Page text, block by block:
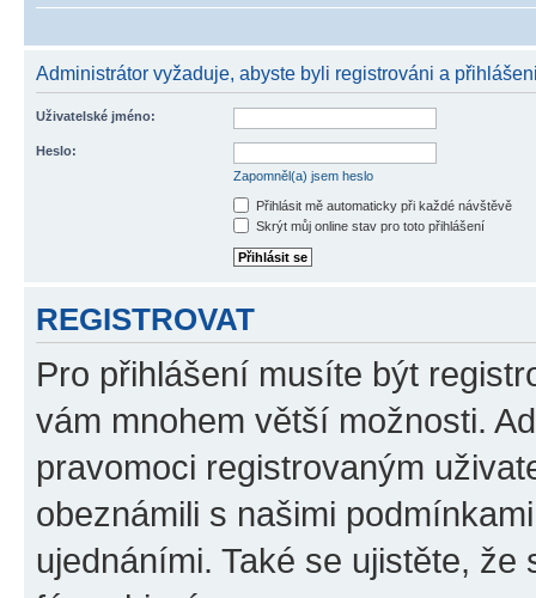
Administrátor vyžaduje, abyste byli registrováni a
Uživatelské jméno:
Heslo:
Zapomněl(a) jsem heslo
Přihlásit mě automaticky při každé návštěvě
Skrýt můj online stav pro toto přihlášení
REGISTROVAT
Pro přihlášení musíte být
vám mnohem větší možnosti.
pravomoci registrovaným
obeznámili s našimi
ujednáními. Také se ujistěte,